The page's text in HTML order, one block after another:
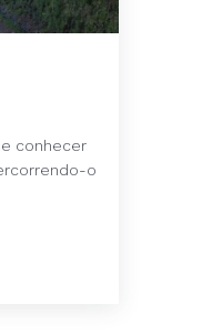
conhecer
o